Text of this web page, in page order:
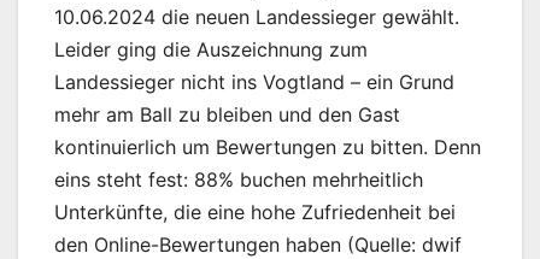
10.06.2024 die neuen Landessieger gewählt.
Leider ging die Auszeichnung zum
Landessieger nicht ins Vogtland – ein Grund
mehr am Ball zu bleiben und den Gast
kontinuierlich um Bewertungen zu bitten. Denn
eins steht fest: 88% buchen mehrheitlich
Unterkünfte, die eine hohe Zufriedenheit bei
den Online-Bewertungen haben (Quelle: dwif